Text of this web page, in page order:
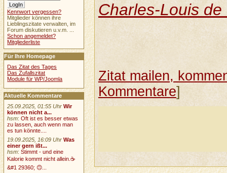
Charles-Louis
Zitat mailen,
Kommentare]
Kennwort vergessen?
Mitglieder können ihre
Lieblingszitate verwalten, im
Forum diskutieren u.v.m. ...
Schon angemeldet?
Mitgliederliste
Für Ihre Homepage
Das Zitat des Tages
Das Zufallszitat
Module für WP/Joomla
Aktuelle Kommentare
25.09.2025, 01:55 Uhr Wir
können nicht a...
hsm:Oft ist es besser etwas
zu lassen, auch wenn man
es tun könnte....
19.09.2025, 16:09 Uhr Was
einer gern ißt...
hsm:Stimmt - und eine
Kalorie kommt nicht allein.☕
&#1 29360; 🙃...